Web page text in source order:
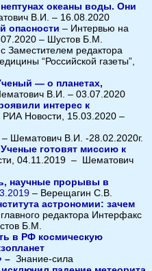
океаны воды. Они
В.И. – 16.08.2020
опасности – Интервью на
– Шустов Б.М.
Заместителем редактора
“Российской газеты”,
— о планетах,
В.И. – 03.07.2020
интерес к
РИА Новости, 15.03.2020 –
– Шематович В.И. -28.02.2020г.
готовят миссию к
04.11.2019 – Шематович
научные прорывы в
– Верещагин С.В.
астрономии: зачем
редактора Интерфакс
Б.М.
в РФ космическую
– Знание-сила